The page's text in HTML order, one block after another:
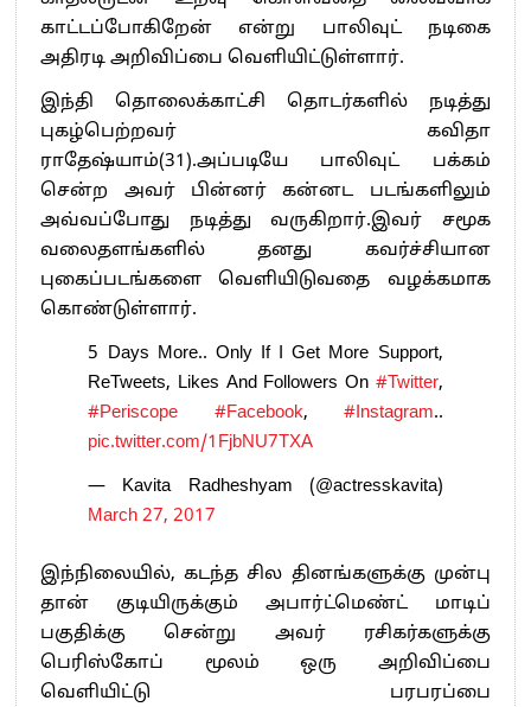
காட்டப்போகிறேன் என்று பாலிவுட் நடிகை
அதிரடி அறிவிப்பை வெளியிட்டுள்ளார்.
இந்தி தொலைக்காட்சி தொடர்களில் நடித்து
புகழ்பெற்றவர் கவிதா
ராதேஷ்யாம்(31).அப்படியே பாலிவுட் பக்கம்
சென்ற அவர் பின்னர் கன்னட படங்களிலும்
அவ்வப்போது நடித்து வருகிறார்.இவர் சமூக
வலைதளங்களில் தனது கவர்ச்சியான
புகைப்படங்களை வெளியிடுவதை வழக்கமாக
கொண்டுள்ளார்.
5 Days More.. Only If I Get More Support,
ReTweets, Likes And Followers On #Twitter,
#Periscope
#Facebook, #Instagram..
pic.twitter.com/1FjbNU7TXA
— Kavita Radheshyam (@actresskavita)
March 27, 2017
இந்நிலையில், கடந்த சில தினங்களுக்கு முன்பு
தான் குடியிருக்கும் அபார்ட்மெண்ட் மாடிப்
பகுதிக்கு சென்று அவர் ரசிகர்களுக்கு
பெரிஸ்கோப் மூலம் ஒரு அறிவிப்பை
வெளியிட்டு பரபரப்பை